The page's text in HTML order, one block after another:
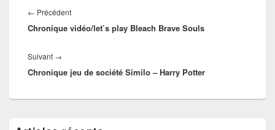
de
l’article
← PrécédentArticle
précédent :
Chronique vidéo/let’s play Bleach Brave Souls
Suivant →
suivant :
Chronique jeu de société Similo – Harry Potter